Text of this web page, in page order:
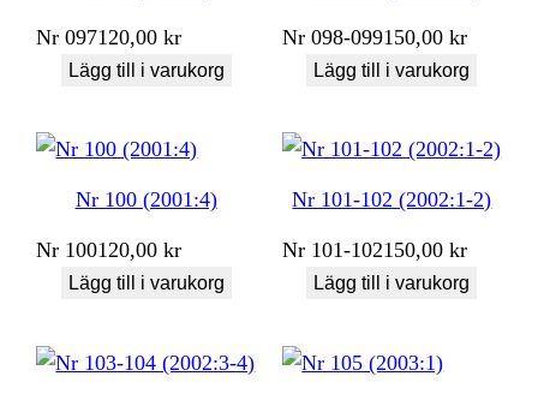
Nr 097120,00kr
Lägg till i varukorg
Nr 098-099150,00kr
Lägg till i varukorg
Nr 100 (2001:4)
Nr 100120,00kr
Lägg till i varukorg
Nr 101-102 (2002:1-2)
Nr 101-102150,00kr
Lägg till i varukorg